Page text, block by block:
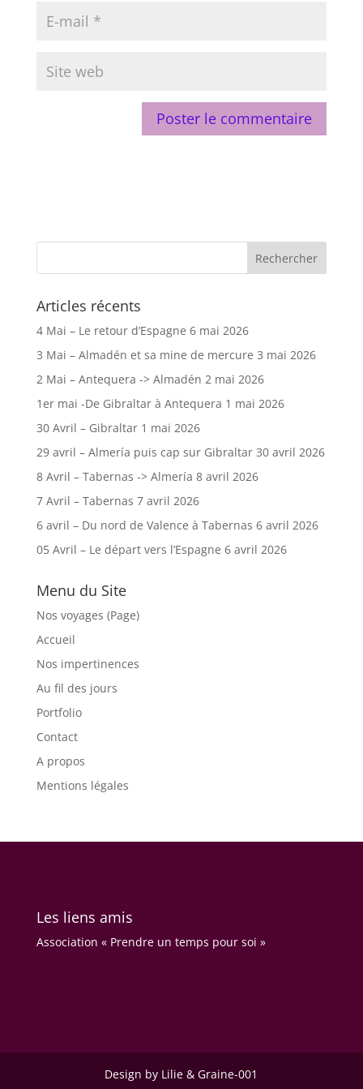
Articles récents
4 Mai – Le retour d’Espagne 6 mai 2026
3 Mai – Almadén et sa mine de mercure 3 mai 2026
2 Mai – Antequera -> Almadén 2 mai 2026
1er mai -De Gibraltar à Antequera 1 mai 2026
30 Avril – Gibraltar 1 mai 2026
29 avril – Almería puis cap sur Gibraltar 30 avril 2026
8 Avril – Tabernas -> Almería 8 avril 2026
7 Avril – Tabernas 7 avril 2026
6 avril – Du nord de Valence à Tabernas 6 avril 2026
05 Avril – Le départ vers l’Espagne 6 avril 2026
Menu du Site
Nos voyages (Page)
Accueil
Nos impertinences
Au fil des jours
Portfolio
Contact
A propos
Mentions légales
Les liens amis
Association « Prendre un temps pour soi »
Design by Lilie & Graine-001